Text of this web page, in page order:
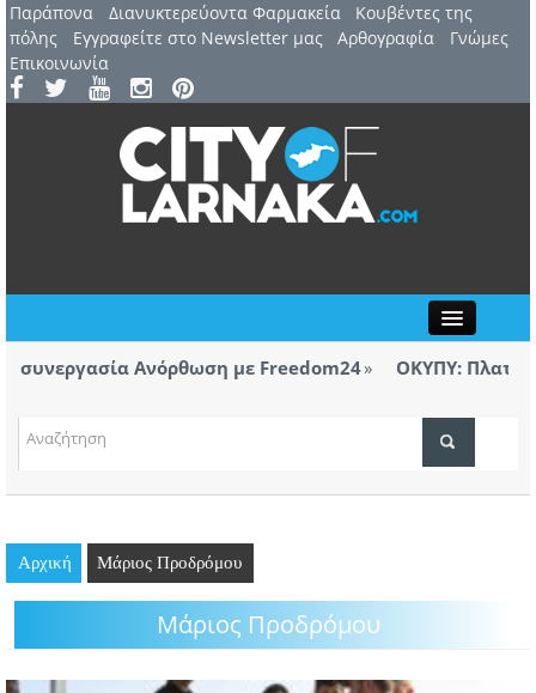
Παράπονα Διανυκτερεύοντα Φαρμακεία
Kουβέντες της
πόλης
Εγγραφείτε στο Newsletter μας Αρθογραφία
Γνώμες
Επικοινωνία
ΤΟΠΙΚΑ ΝΕΑ
GOING OUT
ΕΠΙΧΕΙΡΗΣΕΙΣ
ΘΕΣΕΙΣ ΕΡΓΑΣΙΑΣ
συνεργασία Ανόρθωση με Freedom24
ΟΚΥΠΥ:
συνεργασία Ανόρθωση με Freedom24
Αρχική Μάριος Προδρόμου
Μάριος Προδρόμου